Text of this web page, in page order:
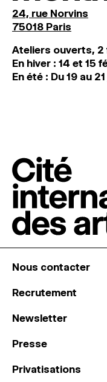
24, rue Norvins
75018 Paris
Ateliers ouverts, 2
En hiver : 14 et 15
En été : Du 19 au
Nous contacter
Recrutement
Newsletter
Presse
Privatisations